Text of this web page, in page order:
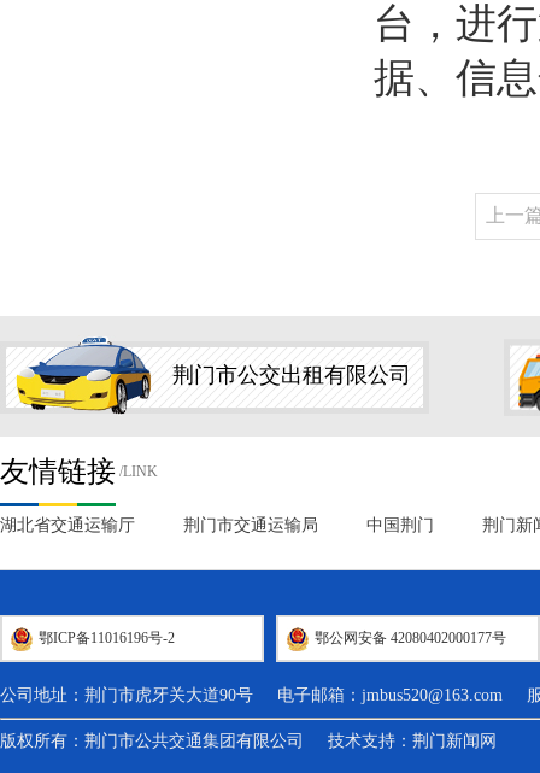
台，进
据、信
上一
荆门市公交出租有限公司
友情链接 /LINK
湖北省交通运输厅 荆门市交通运输局 中国荆门 荆门新
鄂ICP备11016196号-2 鄂公网安备 42080402000177号
公司地址：荆门市虎牙关大道90号 电子邮箱： jmbus520@163.com 服
版权所有：荆门市公共交通集团有限公司 技术支持： 荆门新闻网